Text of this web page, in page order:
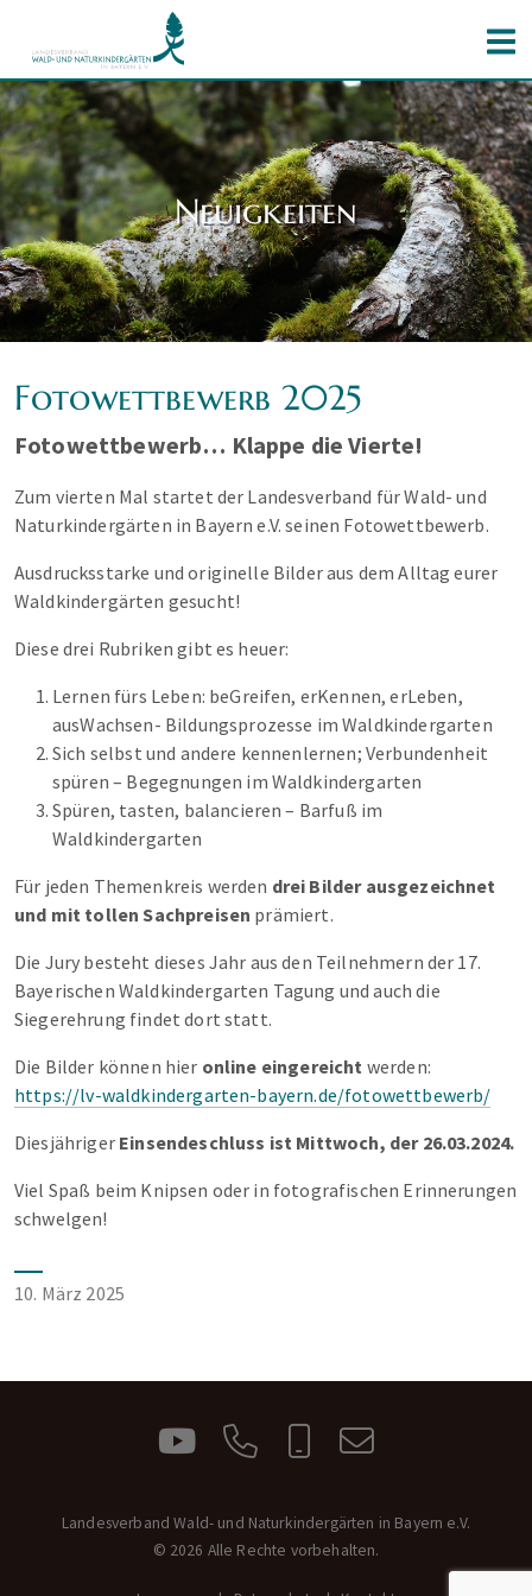
Neuigkeiten
Fotowettbewerb 2025
Fotowettbewerb… Klappe die Vierte!
Zum vierten Mal startet der Landesverband für Wald- und
Naturkindergärten in Bayern e.V. seinen Fotowettbewerb.
Ausdrucksstarke und originelle Bilder aus dem Alltag eurer
Waldkindergärten gesucht!
Diese drei Rubriken gibt es heuer:
Lernen fürs Leben: beGreifen, erKennen, erLeben,
ausWachsen- Bildungsprozesse im Waldkindergarten
Sich selbst und andere kennenlernen; Verbundenheit
spüren – Begegnungen im Waldkindergarten
Spüren, tasten, balancieren – Barfuß im
Waldkindergarten
Für jeden Themenkreis werden drei Bilder ausgezeichnet
und mit tollen Sachpreisen prämiert.
Die Jury besteht dieses Jahr aus den Teilnehmern der 17.
Bayerischen Waldkindergarten Tagung und auch die
Siegerehrung findet dort statt.
Die Bilder können hier online eingereicht werden:
https://lv-waldkindergarten-bayern.de/fotowettbewerb/
Diesjähriger Einsendeschluss ist Mittwoch, der 26.03.2024.
Viel Spaß beim Knipsen oder in fotografischen Erinnerungen
schwelgen!
10. März 2025
Landesverband Wald- und Naturkindergärten in Bayern e.V.
© 2026 Alle Rechte vorbehalten.